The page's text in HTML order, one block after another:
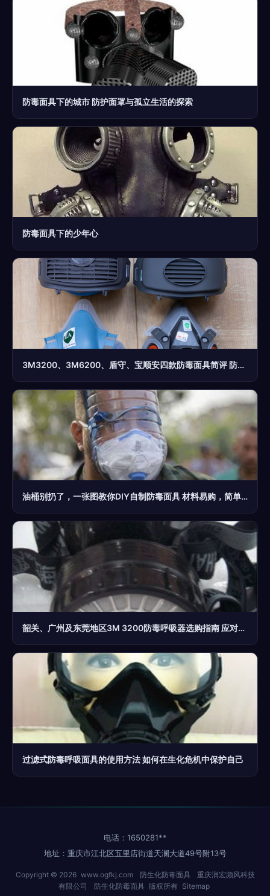
防毒面具下的城市 防护面罩与孤立生活的探索
防毒面具下的少年心
3M3200、3M6200、盾守、宝顺安四款防毒面具简评 防生化防护性能对比
油桶别扔了，一张图教你DIY自制防毒面具 材料易购，简单实用，高层住户有备无患
韶关、广州及东莞地区3M 3200防毒呼吸器选购指南 应对生化与烟尘威胁
过滤式防毒呼吸面具的使用方法 如何在生化危机中保护自己
电话：1650281**
地址：重庆市江北区五里店街道天澜大道49号附13号
Copyright © 2026 www.ogfkj.com 防生化防毒面具
重庆润宏频风科技
有限公司
防生化防毒面具 版权所有 Sitemap